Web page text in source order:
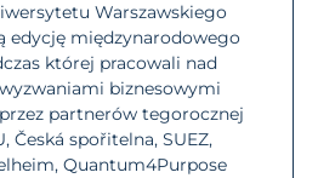
Warszawskiego
edycję międzynarodowego
której pracowali nad
biznesowymi
partnerów tegorocznej
Česká spořitelna, SUEZ,
Quantum4Purpose